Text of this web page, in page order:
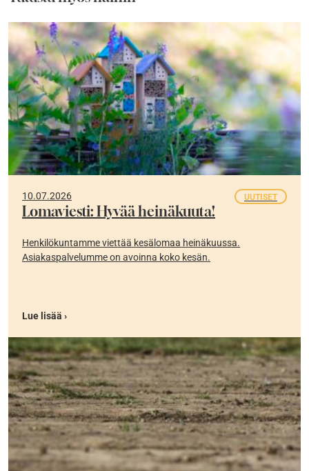
10.07.2026 UUTISET
Lomaviesti: Hyvää heinäkuuta!
Henkilökuntamme viettää kesälomaa heinäkuussa.
Asiakaspalvelumme on avoinna koko kesän.
Lue lisää ›